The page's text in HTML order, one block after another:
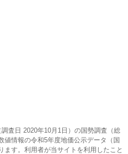
査日 2020年10月1日）の国勢調査（総
値情報の令和5年度地価公示データ（国
ます。利用者が当サイトを利用したこと